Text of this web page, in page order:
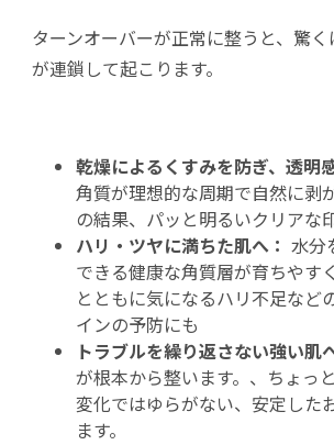
ターンオーバーが正常に整うと、驚
が連鎖して起こります。
乾燥によるくすみを防ぎ、透明
角質が理想的な周期で自然に剥
の結果、パッと明るいクリアな
ハリ・ツヤに満ちた肌へ： 水分
できる健康な角質層が育ちやす
とともに気になるハリ不足など
インの予防にも
トラブルを繰り返さない強い肌
が根本から整います。、ちょっ
変化ではゆらがない、安定した
ます。